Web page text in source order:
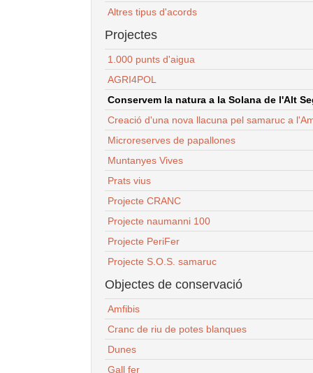
Altres tipus d'acords
Projectes
1.000 punts d'aigua
AGRI4POL
Conservem la natura a la Solana de l'Alt
Creació d'una nova llacuna pel samaruc a
Microreserves de papallones
Muntanyes Vives
Prats vius
Projecte CRANC
Projecte naumanni 100
Projecte PeriFer
Projecte S.O.S. samaruc
Objectes de conservació
Amfibis
Cranc de riu de potes blanques
Dunes
Gall fer